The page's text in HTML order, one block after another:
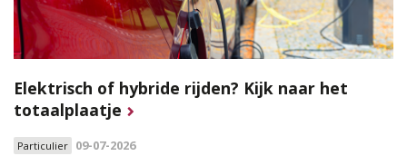
Elektrisch of hybride rijden? Kijk naar het
totaalplaatje
Particulier 09-07-2026